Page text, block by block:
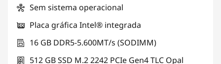
Sem sistema operacional
Placa gráfica Intel® integrada
16 GB DDR5-5.600MT/s (SODIMM)
512 GB SSD M.2 2242 PCIe Gen4 TLC Opal